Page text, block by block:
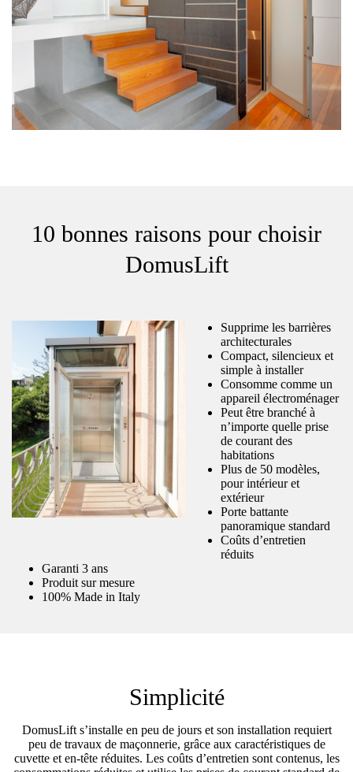
10 bonnes raisons pour choisir
DomusLift
Supprime les barrières
architecturales
Compact, silencieux et
simple à installer
Consomme comme un
appareil électroménager
Peut être branché à
n’importe quelle prise
de courant des
habitations
Plus de 50 modèles,
pour intérieur et
extérieur
Porte battante
panoramique standard
Coûts d’entretien
réduits
Garanti 3 ans
Produit sur mesure
100% Made in Italy
Simplicité
DomusLift s’installe en peu de jours et son installation requiert
peu de travaux de maçonnerie, grâce aux caractéristiques de
cuvette et en-tête réduites. Les coûts d’entretien sont contenus, les